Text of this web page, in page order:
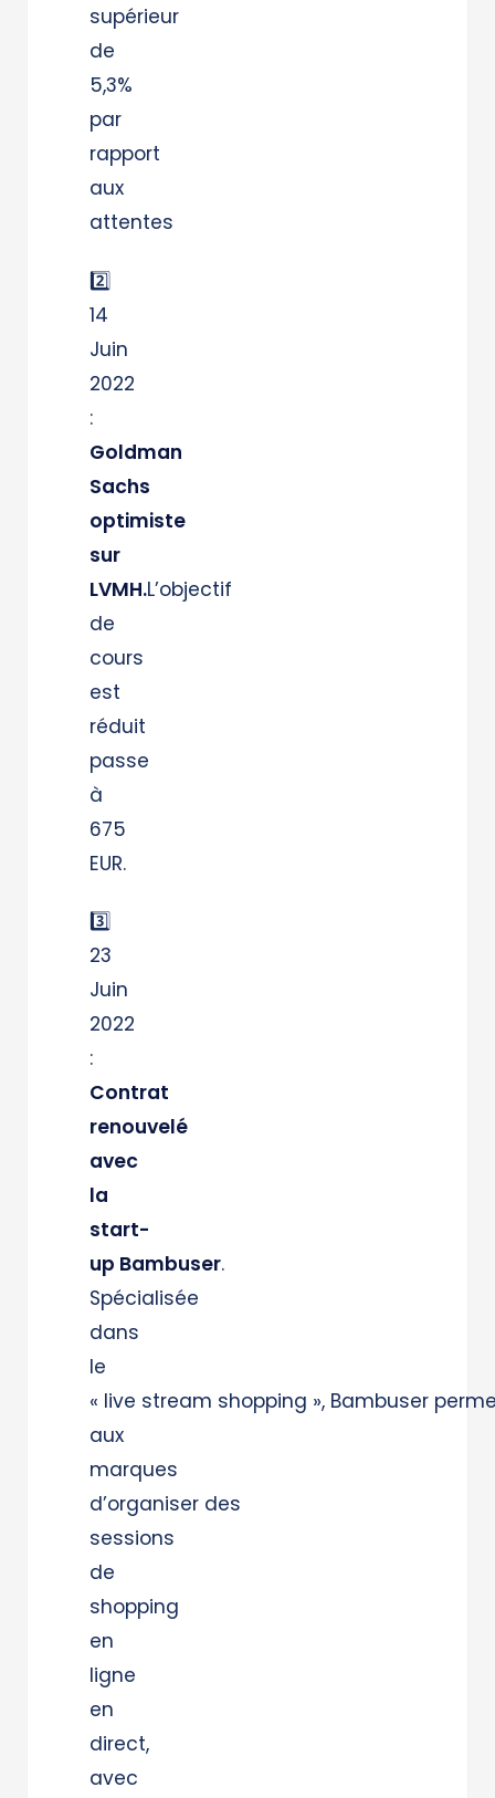
supérieur
de
5,3%
par
rapport
aux
attentes ​
2️⃣
14
Juin
2022 ​
:
Goldman
Sachs
optimiste
sur
LVMH.L’objectif
de
cours
est
réduit
passe
à
675
EUR.
3️⃣
23
Juin
2022 ​
:
Contrat
renouvelé
avec
la
start-
up Bambuser.
Spécialisée
dans
le
« live stream shopping », Bambuser
aux
marques
d’organiser des
sessions
de
shopping
en
ligne
en
direct,
avec